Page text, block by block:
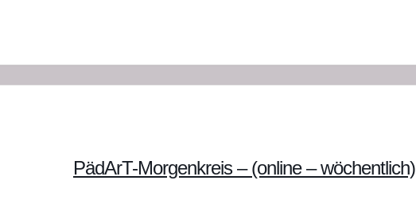
PädArT-Morgenkreis – (online – wöchentlich)